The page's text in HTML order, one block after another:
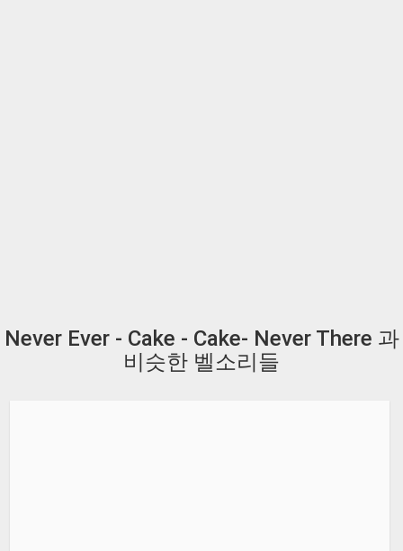
Never Ever - Cake - Cake- Never There 과
비슷한 벨소리들